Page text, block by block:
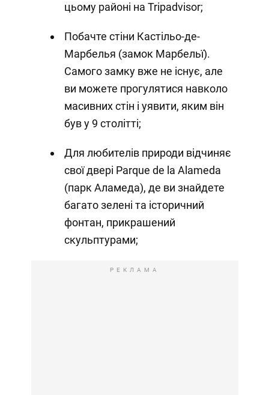
цьому районі на Tripadvisor;
Побачте стіни Кастільо-де-
Марбелья (замок Марбельї).
Самого замку вже не існує, але
ви можете прогулятися навколо
масивних стін і уявити, яким він
був у 9 столітті;
Для любителів природи відчиняє
свої двері Parque de la Alameda
(парк Аламеда), де ви знайдете
багато зелені та історичний
фонтан, прикрашений
скульптурами;
РЕКЛАМА